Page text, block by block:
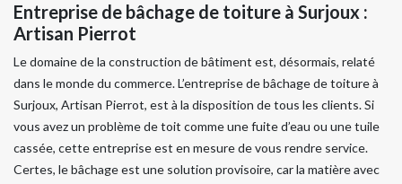
Entreprise de bâchage de toiture à Surjoux :
Artisan Pierrot
Le domaine de la construction de bâtiment est, désormais, relaté
dans le monde du commerce. L’entreprise de bâchage de toiture à
Surjoux, Artisan Pierrot, est à la disposition de tous les clients. Si
vous avez un problème de toit comme une fuite d’eau ou une tuile
cassée, cette entreprise est en mesure de vous rendre service.
Certes, le bâchage est une solution provisoire, car la matière avec